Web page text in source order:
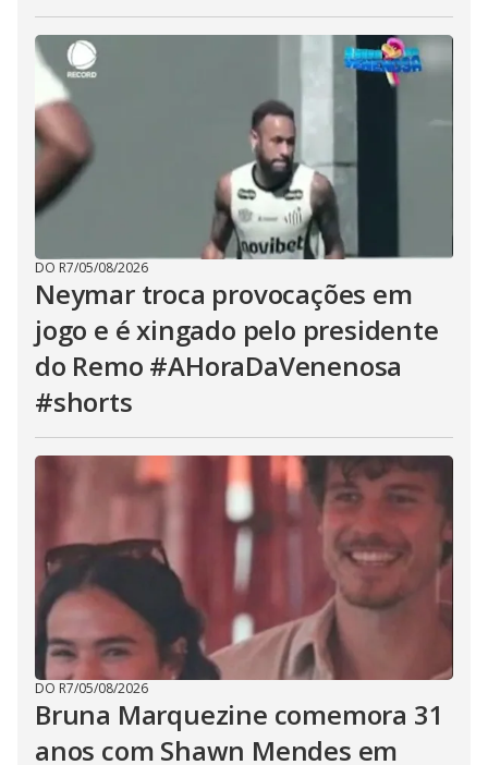
DO R7/05/08/2026
Neymar troca provocações em
jogo e é xingado pelo presidente
do Remo #AHoraDaVenenosa
#shorts
DO R7/05/08/2026
Bruna Marquezine comemora 31
anos com Shawn Mendes em